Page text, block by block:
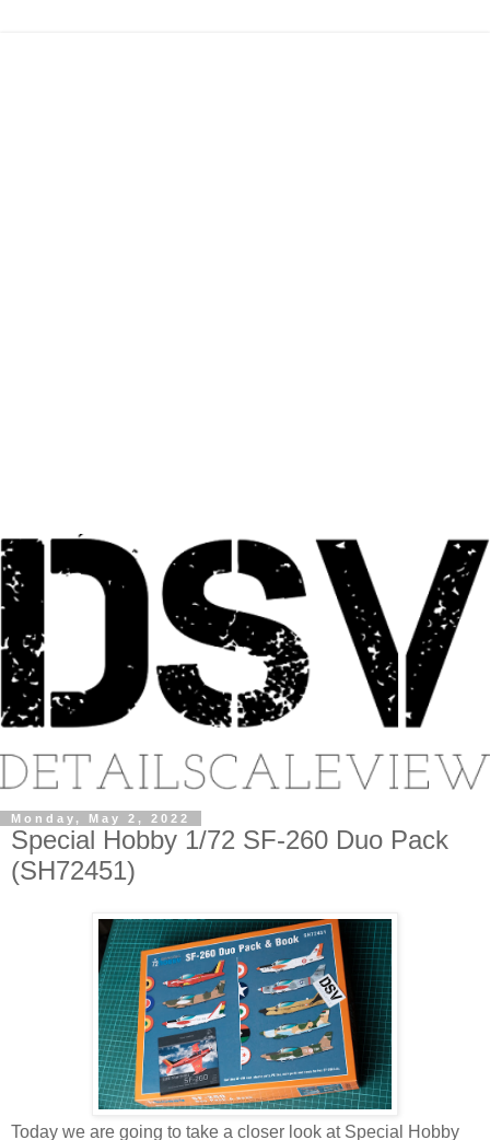
Monday, May 2, 2022
Special Hobby 1/72 SF-260 Duo Pack
(SH72451)
Today we are going to take a closer look at Special Hobby